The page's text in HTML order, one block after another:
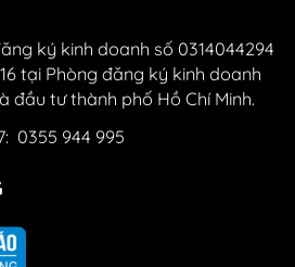
ký kinh doanh số 0314044294
tại Phòng đăng ký kinh doanh
đầu tư thành phố Hồ Chí Minh.
0355 944 995